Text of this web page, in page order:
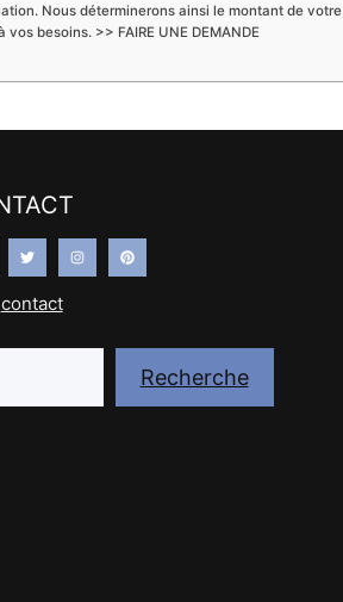
Nous déterminerons ainsi le montant de votre
besoins. >> FAIRE UNE DEMANDE
contact
Recherche